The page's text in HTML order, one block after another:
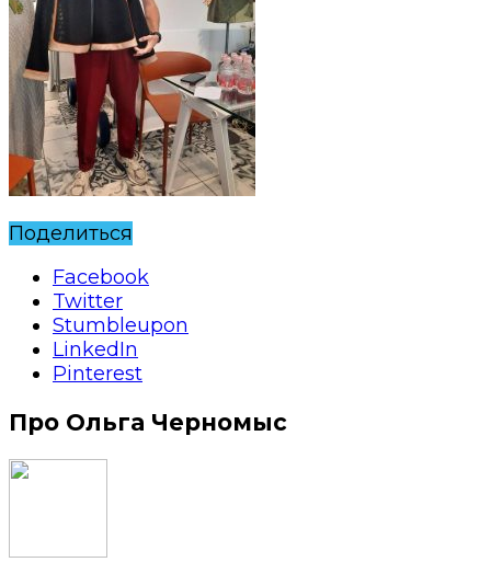
Поделиться
Facebook
Twitter
Stumbleupon
LinkedIn
Pinterest
Про Ольга Черномыс